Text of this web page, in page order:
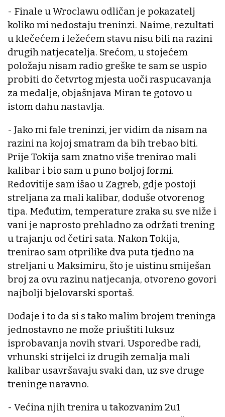
- Finale u Wroclawu odličan je pokazatelj
koliko mi nedostaju treninzi. Naime, rezultati
u klečećem i ležećem stavu nisu bili na razini
drugih natjecatelja. Srećom, u stojećem
položaju nisam radio greške te sam se uspio
probiti do četvrtog mjesta uoči raspucavanja
za medalje, objašnjava Miran te gotovo u
istom dahu nastavlja.
- Jako mi fale treninzi, jer vidim da nisam na
razini na kojoj smatram da bih trebao biti.
Prije Tokija sam znatno više trenirao mali
kalibar i bio sam u puno boljoj formi.
Redovitije sam išao u Zagreb, gdje postoji
streljana za mali kalibar, doduše otvorenog
tipa. Međutim, temperature zraka su sve niže i
vani je naprosto prehladno za održati trening
u trajanju od četiri sata. Nakon Tokija,
trenirao sam otprilike dva puta tjedno na
streljani u Maksimiru, što je uistinu smiješan
broj za ovu razinu natjecanja, otvoreno govori
najbolji bjelovarski sportaš.
Dodaje i to da si s tako malim brojem treninga
jednostavno ne može priuštiti luksuz
isprobavanja novih stvari. Usporedbe radi,
vrhunski strijelci iz drugih zemalja mali
kalibar usavršavaju svaki dan, uz sve druge
treninge naravno.
- Većina njih trenira u takozvanim 2u1